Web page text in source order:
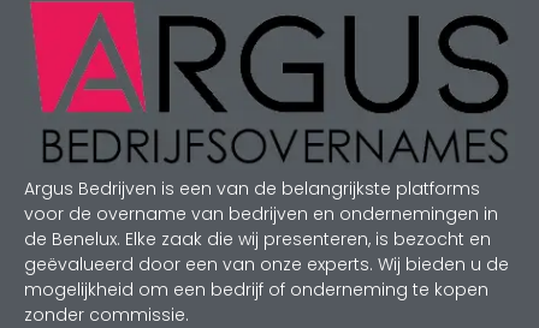
Argus Bedrijven is een van de belangrijkste platforms
voor de overname van bedrijven en ondernemingen in
de Benelux. Elke zaak die wij presenteren, is bezocht en
geëvalueerd door een van onze experts. Wij bieden u de
mogelijkheid om een bedrijf of onderneming te kopen
zonder commissie.